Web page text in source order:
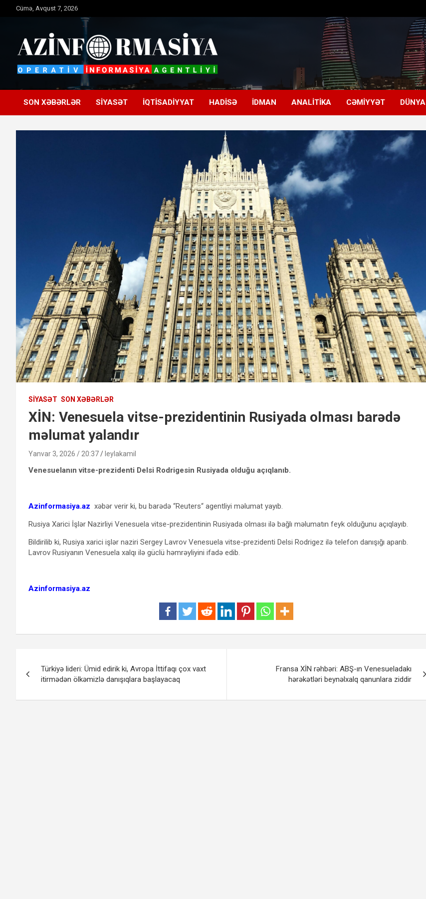
Cümə, Avqust 7, 2026
Azinformasiya
SON XƏBƏRLƏR SIYASƏT İQTISADIYYAT HADISƏ İDMAN ANALITIKA CƏMIYYƏT DÜNYA
SIYASƏT SON XƏBƏRLƏR
XİN: Venesuela vitse-prezidentinin Rusiyada olması barədə
məlumat yalandır
Yanvar 3, 2026 / 20:37 leylakamil
Venesuelanın vitse-prezidenti Delsi Rodrigesin Rusiyada olduğu açıqlanıb.
Azinformasiya.az xəbər verir ki, bu barədə “Reuters“ agentliyi məlumat yayıb.
Rusiya Xarici İşlər Nazirliyi Venesuela vitse-prezidentinin Rusiyada olması ilə bağlı məlumatın feyk olduğunu açıqlayıb.
Bildirilib ki, Rusiya xarici işlər naziri Sergey Lavrov Venesuela vitse-prezidenti Delsi Rodrigez ilə telefon danışığı aparıb.
Lavrov Rusiyanın Venesuela xalqı ilə güclü həmrəyliyini ifadə edib.
Azinformasiya.az
naviqasiyası
Türkiyə lideri: Ümid edirik ki, Avropa İttifaqı çox vaxt
itirmədən ölkəmizlə danışıqlara başlayacaq
Fransa XİN rəhbəri: ABŞ-ın Venesueladakı
hərəkətləri beynəlxalq qanunlara ziddir